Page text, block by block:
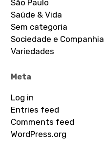
São Paulo
Saúde & Vida
Sem categoria
Sociedade e Companhia
Variedades
Meta
Log in
Entries feed
Comments feed
WordPress.org